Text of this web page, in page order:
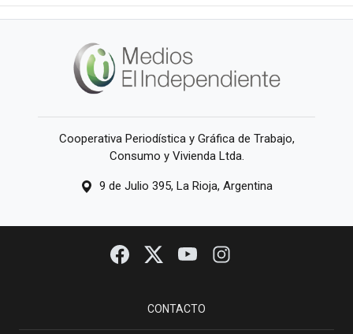
Cooperativa Periodística y Gráfica de Trabajo,
Consumo y Vivienda Ltda.
9 de Julio 395, La Rioja, Argentina
CONTACTO